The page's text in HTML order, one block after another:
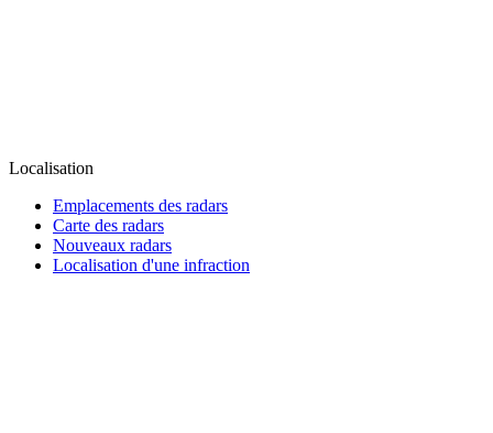
Localisation
Emplacements des radars
Carte des radars
Nouveaux radars
Localisation d'une infraction